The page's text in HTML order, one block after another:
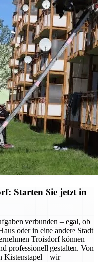
Starten Sie jetzt in
verbunden – egal, ob
oder in eine andere Stadt
Troisdorf können
professionell gestalten. Von
Kistenstapel – wir